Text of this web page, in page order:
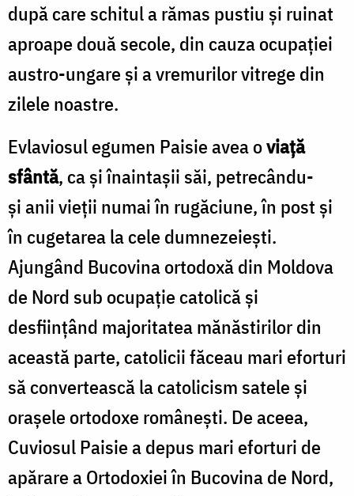
după care schitul a rămas pustiu şi ruinat
aproape două secole, din cauza ocupaţiei
austro-ungare şi a vremurilor vitrege din
zilele noastre.
Evlaviosul egumen Paisie avea oviaţă
sfântă, ca şi înaintaşii săi, petrecându-
și anii vieţii numai în rugăciune, în post şi
în cugetarea la cele dumnezeieşti.
Ajungând Bucovina ortodoxă din Moldova
de Nord sub ocupaţie catolică şi
desfiinţând majoritatea mănăstirilor din
această parte, catolicii făceau mari eforturi
să convertească la catolicism satele şi
oraşele ortodoxe româneşti. De aceea,
Cuviosul Paisie a depus mari eforturi de
apărare a Ortodoxiei în Bucovina de Nord,